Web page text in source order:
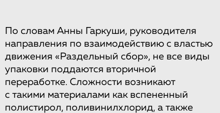
По словам Анны Гаркуши, руководителя
направления по взаимодействию с властью
движения «Раздельный сбор», не все виды
упаковки поддаются вторичной
переработке. Сложности возникают
с такими материалами как вспененный
полистирол, поливинилхлорид, а также